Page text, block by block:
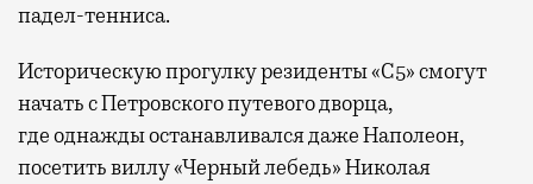
падел-тенниса.
Историческую прогулку резиденты «С5» смогут
начать с Петровского путевого дворца,
гдеоднажды останавливался даже Наполеон,
посетить виллу «Черный лебедь» Николая